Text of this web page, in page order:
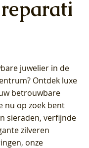
juwelier in de
? Ontdek luxe
betrouwbare
nu op zoek bent
sieraden, verfijnde
zilveren
onze